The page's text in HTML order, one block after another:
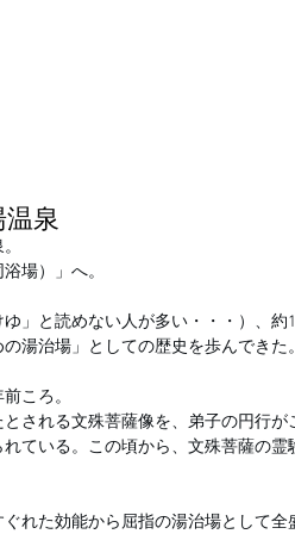
泉
場）」へ。
」と読めない人が多い・・・）、約
湯治場」としての歴史を歩んできた。
ころ。
される文殊菩薩像を、弟子の円行
ている。この頃から、文殊菩薩の
れた効能から屈指の湯治場として全